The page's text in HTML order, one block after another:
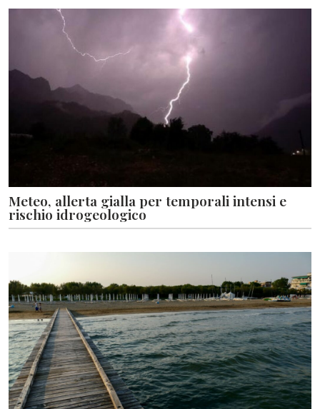
Meteo, allerta gialla per temporali intensi e
rischio idrogeologico